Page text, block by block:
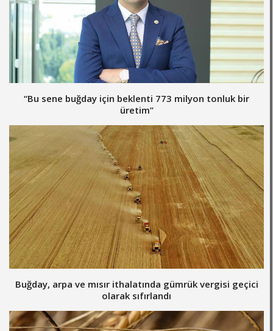
“Bu sene buğday için beklenti 773 milyon tonluk bir
üretim”
Buğday, arpa ve mısır ithalatında gümrük vergisi geçici
olarak sıfırlandı